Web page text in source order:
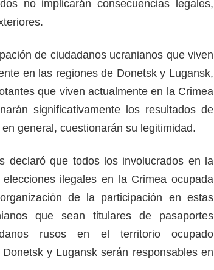
no implicarán consecuencias legales,
de ciudadanos ucranianos que viven
en las regiones de Donetsk y Lugansk,
que viven actualmente en la Crimea
significativamente los resultados de
general, cuestionarán su legitimidad.
declaró que todos los involucrados en la
ilegales en la Crimea ocupada
de la participación en estas
que sean titulares de pasaportes
rusos en el territorio ocupado
y Lugansk serán responsables en